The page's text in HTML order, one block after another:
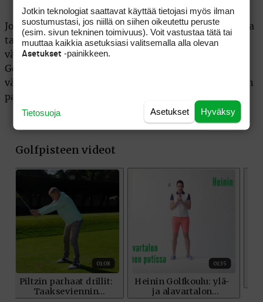
Jos tavoitteena on pelata parempaa golfia ja pudottaa
tasoitusta, pelkkä pituuden ihannointi tai
väyläosumien metsästys ei ole oikotie onneen.
Golfissa kyse on hallinnasta ja suurten virheiden
välttämisestä. Pituudesta on hyötyä, mutta vasta kun
pallo on pelissä ilman rankkuja tai välilyöntejä.
Jotkin teknologiat saattavat käyttää tietojasi myös ilman
suostumustasi, jos niillä on siihen oikeutettu peruste
(esim. sivun tekninen toimivuus). Voit vastustaa tätä tai
muuttaa kaikkia asetuksiasi valitsemalla alla olevan
Asetukset -painikkeen.
Hyväksy
Asetukset
Tietosuoja